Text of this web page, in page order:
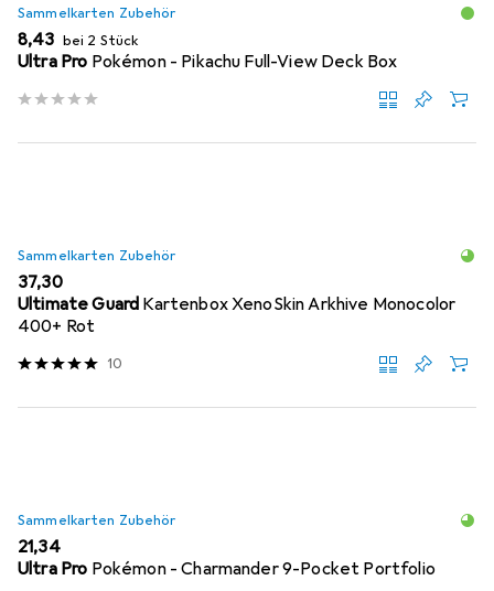
Sammelkarten Zubehör
EUR
8,43 bei 2 Stück
Ultra Pro Pokémon - Pikachu Full-View Deck Box
Sammelkarten Zubehör
EUR
37,30
Ultimate Guard Kartenbox XenoSkin Arkhive Monocolor
400+ Rot
10
Sammelkarten Zubehör
EUR
21,34
Ultra Pro Pokémon - Charmander 9-Pocket Portfolio